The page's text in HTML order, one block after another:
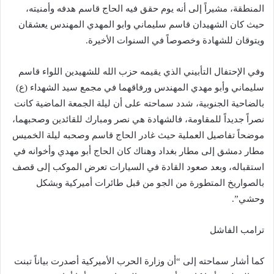
المنطقة، مشيراً إلى أنه يوم حقق فيه الحاج قاسم هدفه وأمنيته،
حيث كان الشهيدان قاسم سليماني وابو المهدي المهندس يعشقان
ويتوقان للشهادة وخصوصاً في السنوات الأخيرة.
وفي الإحتفال التأبيني الذي يقيمه حزب الله للشهيدين اللواء قاسم
سليماني وأبو مهدي المهندس ورفاقهما في مجمع سيد الشهداء (ع)
بالضاحية الجنوبية، شدد سماحته على أن ليلة الجمعة الماضية كانت
نصراً جديداً للمقاومة، فالشهادة هي نصر ومبارك للقائدين وصحبهما،
موضحاً تفاصيل العملية حيث غادر الحاج قاسم وصحبه ليلة الخميس
مطار دمشق إلى مطار بغداد وهناك كان الحاج أبو مهدي وأخوانه في
استقباله، وبعد صعود القادة في السيارات تعرض الموكب إلى قصف
بالصواريخ المتطورة من الجو من قبل طائرات أميركية وبشكل
وحشي”.
ترامب الفاشل
كما أشار سماحته إلى “أن وزارة الحرب الأميركية أصدرت بياناً تبنت